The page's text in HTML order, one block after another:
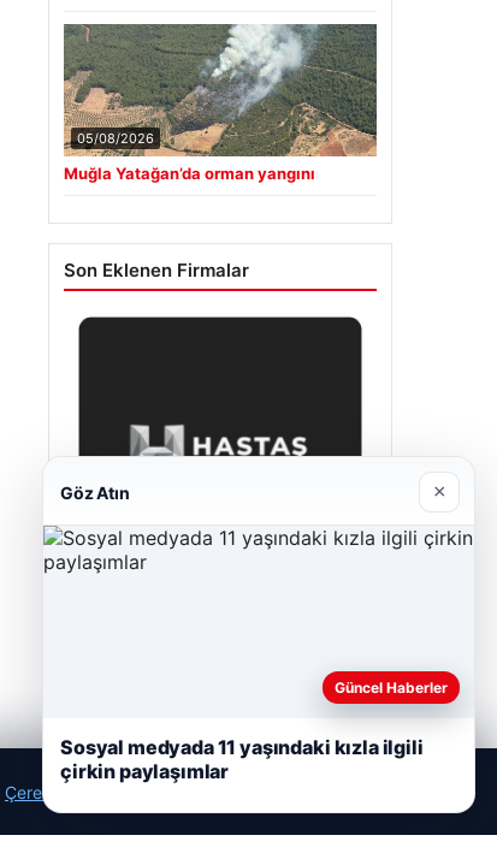
05/08/2026
Muğla Yatağan’da orman yangını
Son Eklenen Firmalar
Çerez Politikamız
Göz Atın ×
Güncel Haberler
Sosyal medyada 11 yaşındaki kızla ilgili
çirkin paylaşımlar